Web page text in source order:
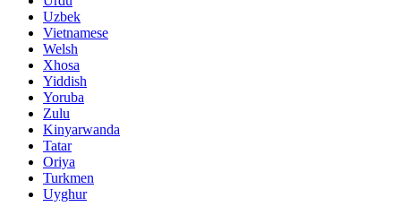
Uzbek
Vietnamese
Welsh
Xhosa
Yiddish
Yoruba
Zulu
Kinyarwanda
Tatar
Oriya
Turkmen
Uyghur